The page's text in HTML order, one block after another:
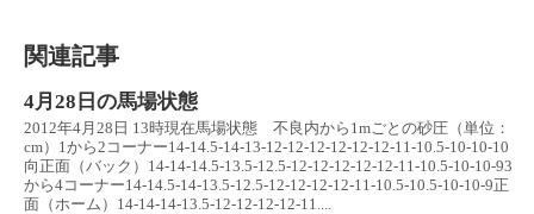
関連記事
4月28日の馬場状態
2012年4月28日 13時現在馬場状態 不良内から1mごとの砂圧（単位：
cm）1から2コーナー14-14.5-14-13-12-12-12-12-12-12-11-10.5-10-10-10
向正面（バック）14-14-14.5-13.5-12.5-12-12-12-12-12-11-10.5-10-10-93
から4コーナー14-14.5-14-13.5-12.5-12-12-12-12-11-10.5-10.5-10-10-9正
面（ホーム）14-14-14-13.5-12-12-12-12-11....